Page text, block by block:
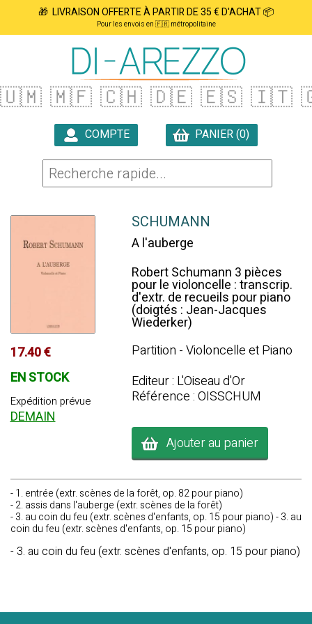
🎁 LIVRAISON OFFERTE À PARTIR DE 35 € D'ACHAT 📦
Pour les envois en 🇫🇷 métropolitaine
🇺🇲 🇲🇫 🇨🇭 🇩🇪 🇪🇸 🇮🇹
COMPTE
PANIER (0)
17.40 €
EN STOCK
Expédition prévue
DEMAIN
SCHUMANN
A l'auberge
Robert Schumann 3 pièces
pour le violoncelle : transcrip.
d'extr. de recueils pour piano
(doigtés : Jean-Jacques
Wiederker)
Partition - Violoncelle et Piano
Editeur : L'Oiseau d'Or
Référence : OISSCHUM
Ajouter au panier
- 1. entrée (extr. scènes de la forêt, op. 82 pour piano)
- 2. assis dans l'auberge (extr. scènes de la forêt)
- 3. au coin du feu (extr. scènes d'enfants, op. 15 pour piano) - 3. au
coin du feu (extr. scènes d'enfants, op. 15 pour piano)
- 3. au coin du feu (extr. scènes d'enfants, op. 15 pour piano)